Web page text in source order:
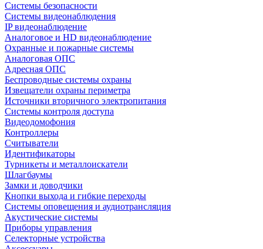
Системы безопасности
Системы видеонаблюдения
IP видеонаблюдение
Аналоговое и HD видеонаблюдение
Охранные и пожарные системы
Аналоговая ОПС
Адресная ОПС
Беспроводные системы охраны
Извещатели охраны периметра
Источники вторичного электропитания
Системы контроля доступа
Видеодомофония
Контроллеры
Считыватели
Идентификаторы
Турникеты и металлоискатели
Шлагбаумы
Замки и доводчики
Кнопки выхода и гибкие переходы
Системы оповещения и аудиотрансляция
Акустические системы
Приборы управления
Селекторные устройства